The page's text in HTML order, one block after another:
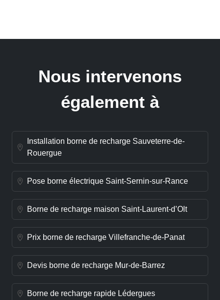
Nous intervenons
également à
Installation borne de recharge Sauveterre-de-
Rouergue
Pose borne électrique Saint-Sernin-sur-Rance
Borne de recharge maison Saint-Laurent-d’Olt
Prix borne de recharge Villefranche-de-Panat
Devis borne de recharge Mur-de-Barrez
Borne de recharge rapide Lédergues